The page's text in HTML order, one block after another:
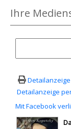
Ihre
Detailanzeige
Mit Facebook